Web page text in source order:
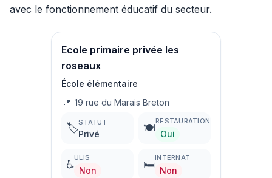
avec le fonctionnement éducatif du secteur.
Ecole primaire privée les
roseaux
École élémentaire
📍 19 rue du Marais Breton
🏷️STATUT
Privé 🍽️
RESTAURATION
Oui
♿
ULIS
Non 🛏️
INTERNAT
Non